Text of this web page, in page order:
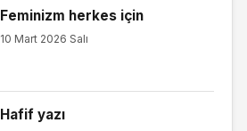
Feminizm herkes için
10 Mart 2026 Salı
Hafif yazı